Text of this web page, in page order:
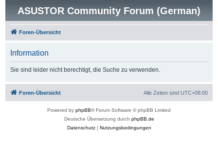
ASUSTOR Community Forum (German)
Foren-Übersicht
Information
Sie sind leider nicht berechtigt, die Suche zu verwenden.
Foren-Übersicht Alle Zeiten sind UTC+08:00
Powered by phpBB® Forum Software © phpBB Limited
Deutsche Übersetzung durch phpBB.de
Datenschutz| Nutzungsbedingungen